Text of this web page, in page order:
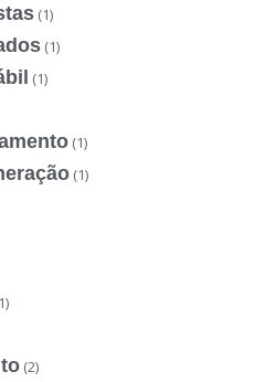
(1)
(1)
(1)
(1)
(1)
(2)